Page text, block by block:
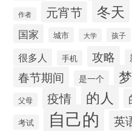
作者 元宵节 冬天
国家 城市 大学 孩子
很多人 手机 攻略
春节期间 是一个
父母 疫情 的人
考试 自己的 英